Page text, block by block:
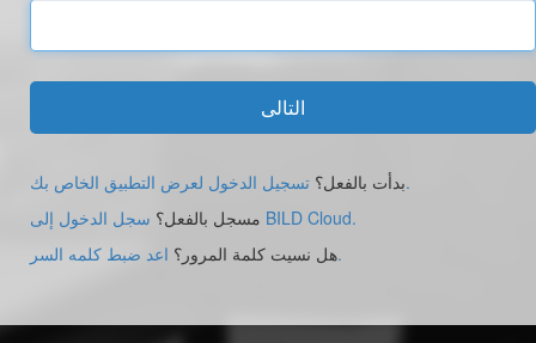
التالى
بدأت بالفعل؟تسجيل الدخول لعرض التطبيق الخاص بك.
مسجل بالفعل؟ سجل الدخول إلى BILD Cloud.
هل نسيت كلمة المرور؟اعد ضبط كلمه السر.